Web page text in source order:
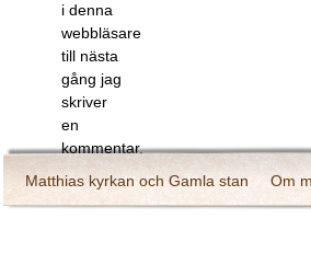
i denna
webbläsare
till nästa
gång jag
skriver
en
kommentar.
Matthias kyrkan och Gamla stan
Om